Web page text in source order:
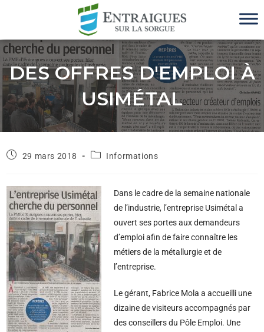
DES OFFRES D'EMPLOI À
USIMÉTAL
29 mars 2018 Informations
Dans le cadre de la semaine nationale
de l’industrie, l’entreprise Usimétal a
ouvert ses portes aux demandeurs
d’emploi afin de faire connaître les
métiers de la métallurgie et de
l’entreprise.
Le gérant, Fabrice Mola a accueilli une
dizaine de visiteurs accompagnés par
des conseillers du Pôle Emploi. Une